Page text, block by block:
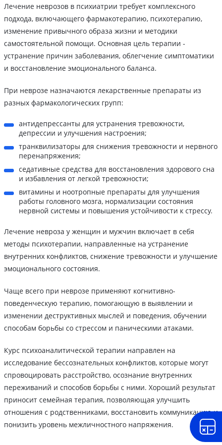
Лечение неврозов в психиатрии требует комплексного
подхода, включающего фармакотерапию, психотерапию,
изменение привычного образа жизни и методики
самостоятельной помощи. Основная цель терапии -
устранение причин заболевания, облегчение симптоматики
и восстановление эмоционального баланса.
При неврозе назначаются лекарственные препараты из
разных фармакологических групп:
антидепрессанты для устранения тревожности,
депрессии и улучшения настроения;
транквилизаторы для снижения тревожности и нервного
перенапряжения;
седативные средства для восстановления здорового сна
и избавления от легкой тревожности;
витамины и ноотропные препараты для улучшения
работы головного мозга, нормализации состояния
нервной системы и повышения устойчивости к стрессу.
Лечение невроза у женщин и мужчин включает в себя
методы психотерапии, направленные на устранение
внутренних конфликтов, снижение тревожности и улучшение
эмоционального состояния.
Чаще всего при неврозе применяют когнитивно-
поведенческую терапию, помогающую в выявлении и
изменении деструктивных мыслей и поведения, обучении
способам борьбы со стрессом и паническими атаками.
Курс психоаналитической терапии направлен на
исследование бессознательных конфликтов, которые могут
спровоцировать расстройство, осознание внутренних
переживаний и способов борьбы с ними. Хороший результат
приносит семейная терапия, позволяющая улучшить
отношения с родственниками, восстановить коммуникацию и
понизить уровень межличностного напряжения.